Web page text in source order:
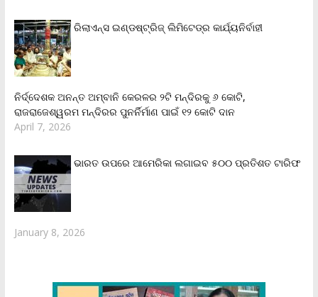
ରିଲାଏନ୍‌ସ ଇଣ୍ଡଷ୍ଟ୍ରିଜ୍ ଲିମିଟେଡ୍‌ର କାର୍ଯ୍ୟନିର୍ବାହୀ
ନିର୍ଦ୍ଦେଶକ ଅନନ୍ତ ଅମ୍ବାନି କେରଳର ୨ଟି ମନ୍ଦିରକୁ ୬ କୋଟି,
ରାଜରାଜେଶ୍ୱରମ ମନ୍ଦିରର ପୁନର୍ନିର୍ମାଣ ପାଇଁ ୧୨ କୋଟି ଦାନ
April 7, 2026
ଭାରତ ଉପରେ ଆମେରିକା ଲଗାଇବ ୫୦୦ ପ୍ରତିଶତ ଟାରିଫ
January 8, 2026